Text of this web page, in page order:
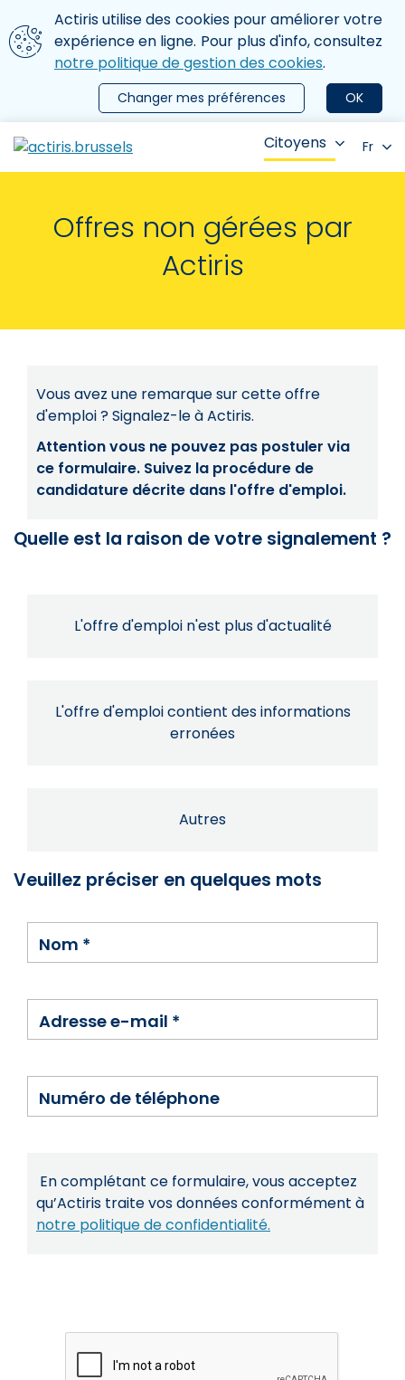
Aller au contenu principal
Nous utilisons des cookies
Actiris utilise des cookies pour améliorer votre
expérience en ligne. Pour plus d'info, consultez
notre politique de gestion des cookies.
OK
Changer mes préférences
le menu
Citoyens Fr
Offres non gérées par
Actiris
Vous avez une remarque sur cette offre
d'emploi ? Signalez-le à Actiris.
Attention vous ne pouvez pas postuler via
ce formulaire. Suivez la procédure de
candidature décrite dans l'offre d'emploi.
Quelle est la raison de votre signalement ?
L'offre d'emploi n'est plus d'actualité
L'offre d'emploi contient des informations
erronées
Autres
Veuillez préciser en quelques mots
Nom *
Adresse e-mail *
Numéro de téléphone
En complétant ce formulaire, vous acceptez
qu’Actiris traite vos données conformément à
notre politique de confidentialité.